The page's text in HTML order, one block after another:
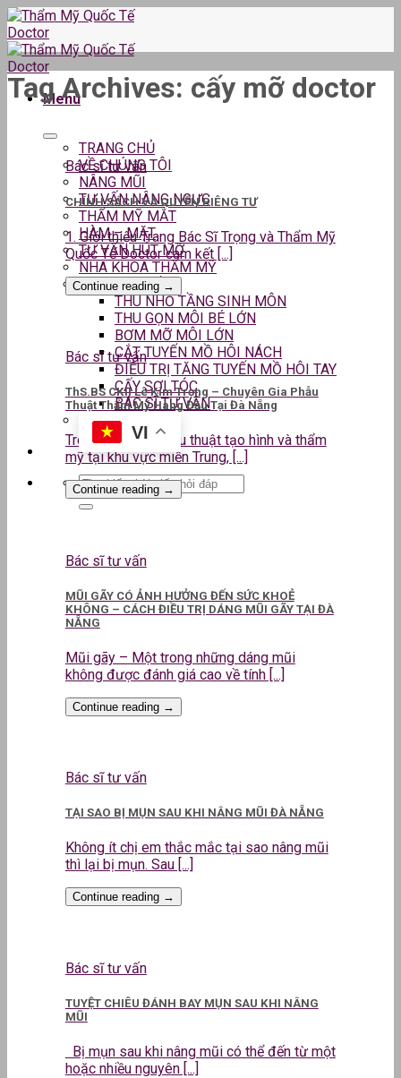
Skip
to
content
Menu
TRANG CHỦ
VỀ CHÚNG TÔI
NÂNG MŨI
TƯ VẤN NÂNG NGỰC
THẨM MỸ MẮT
HÀM – MẶT
TƯ VẤN HÚT MỠ
NHA KHOA THẨM MỸ
DỊCH VỤ KHÁC
THU NHỎ TẦNG SINH MÔN
THU GỌN MÔI BÉ LỚN
BƠM MỠ MÔI LỚN
CẮT TUYẾN MỒ HÔI NÁCH
ĐIỀU TRỊ TĂNG TUYẾN MỒ HÔI TAY
CẤY SỢI TÓC
BÁC SĨ TƯ VẤN
VI
Tag Archives: cấy mỡ doctor
Bác sĩ tư vấn
CHÍNH SÁCH VÀ QUYỀN RIÊNG TƯ
1. Giới thiệu Trang Bác Sĩ Trọng và Thẩm Mỹ
Quốc Tế Doctor cam kết [...]
Continue reading →
Bác sĩ tư vấn
ThS.BS CKII Lê Kim Trọng – Chuyên Gia Phẫu
Thuật Thẩm Mỹ Hàng Đầu Tại Đà Nẵng
Trong lĩnh vực phẫu thuật tạo hình và thẩm
mỹ tại khu vực miền Trung, [...]
Continue reading →
Bác sĩ tư vấn
MŨI GÃY CÓ ẢNH HƯỞNG ĐẾN SỨC KHOẺ
KHÔNG – CÁCH ĐIỀU TRỊ DÁNG MŨI GÃY TẠI ĐÀ
NẴNG
Mũi gãy – Một trong những dáng mũi
không được đánh giá cao về tính [...]
Continue reading →
Bác sĩ tư vấn
TẠI SAO BỊ MỤN SAU KHI NÂNG MŨI ĐÀ NẴNG
Không ít chị em thắc mắc tại sao nâng mũi
thì lại bị mụn. Sau [...]
Continue reading →
Bác sĩ tư vấn
TUYỆT CHIÊU ĐÁNH BAY MỤN SAU KHI NÂNG
MŨI
Bị mụn sau khi nâng mũi có thể đến từ một
hoặc nhiều nguyên [...]